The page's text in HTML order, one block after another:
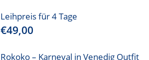
Leihpreis für 4 Tage
€49,00
Rokoko – Karneval in Venedig Outfit